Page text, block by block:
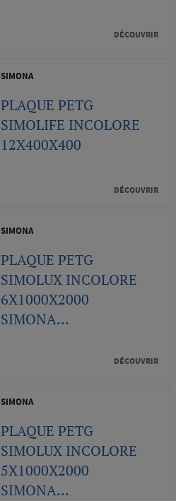
DÉCOUVRIR
SIMONA
PLAQUE PETG
SIMOLIFE INCOLORE
12X400X400
DÉCOUVRIR
SIMONA
PLAQUE PETG
SIMOLUX INCOLORE
6X1000X2000
SIMONA...
DÉCOUVRIR
SIMONA
PLAQUE PETG
SIMOLUX INCOLORE
5X1000X2000
SIMONA...